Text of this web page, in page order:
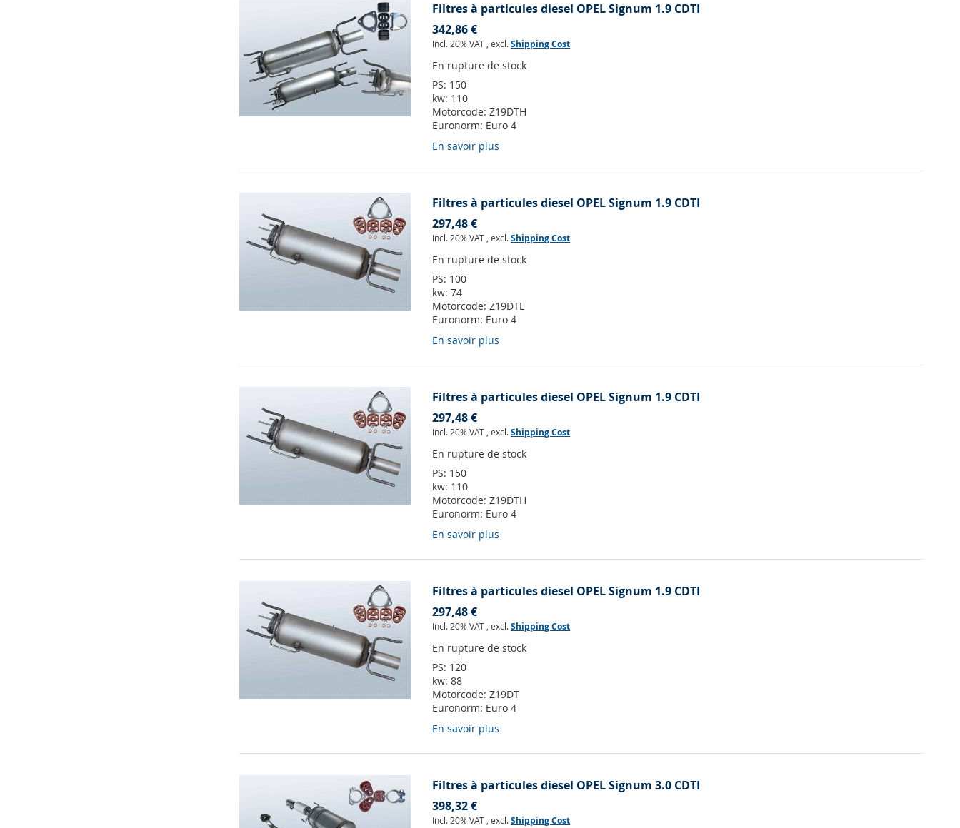
Filtres à particules diesel OPEL Signum 1.9 CDTI
342,86 €
Incl. 20% VAT ,excl.Shipping Cost
En rupture de stock
PS: 150
kw: 110
Motorcode:Z19DTH
Euronorm: Euro 4
En savoir plus
Filtres à particules diesel OPEL Signum 1.9 CDTI
297,48 €
Incl. 20% VAT ,excl.Shipping Cost
En rupture de stock
PS: 100
kw:74
Motorcode:Z19DTL
Euronorm: Euro 4
En savoir plus
Filtres à particules diesel OPEL Signum 1.9 CDTI
297,48 €
Incl. 20% VAT ,excl.Shipping Cost
En rupture de stock
PS: 150
kw: 110
Motorcode:Z19DTH
Euronorm: Euro 4
En savoir plus
Filtres à particules diesel OPEL Signum 1.9 CDTI
297,48 €
Incl. 20% VAT ,excl.Shipping Cost
En rupture de stock
PS: 120
kw:88
Motorcode:Z19DT
Euronorm: Euro 4
En savoir plus
Filtres à particules diesel OPEL Signum 3.0 CDTI
398,32 €
Incl. 20% VAT ,excl.Shipping Cost